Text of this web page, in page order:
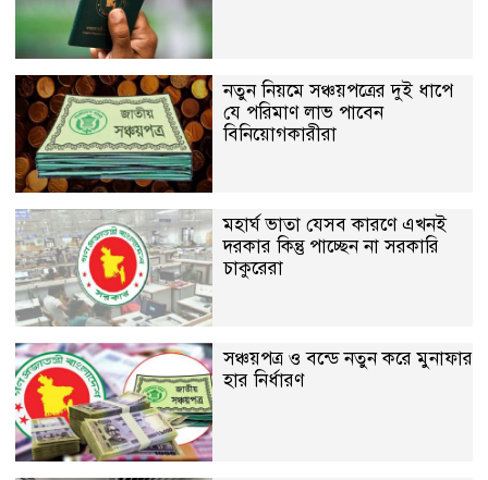
নতুন নিয়মে সঞ্চয়পত্রের দুই ধাপে
যে পরিমাণ লাভ পাবেন
বিনিয়োগকারীরা
মহার্ঘ ভাতা যেসব কারণে এখনই
দরকার কিন্তু পাচ্ছেন না সরকারি
চাকুরেরা
সঞ্চয়পত্র ও বন্ডে নতুন করে মুনাফার
হার নির্ধারণ